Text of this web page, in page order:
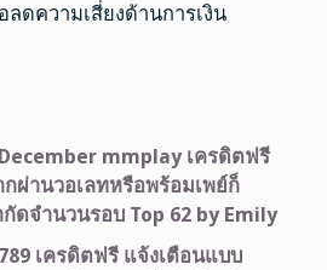
ลดความเสี่ยงด้านการเงิน
mmplay เครดิตฟรี
ผ่านวอเลทหรือพร้อมเพย์ก็
ดจำนวนรอบ Top 62 by Emily
เครดิตฟรี แจ้งเตือนแบบ